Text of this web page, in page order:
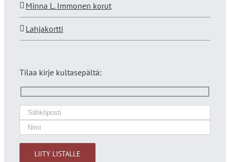
Minna L. Immonen korut
Lahjakortti
Tilaa kirje kultasepältä: